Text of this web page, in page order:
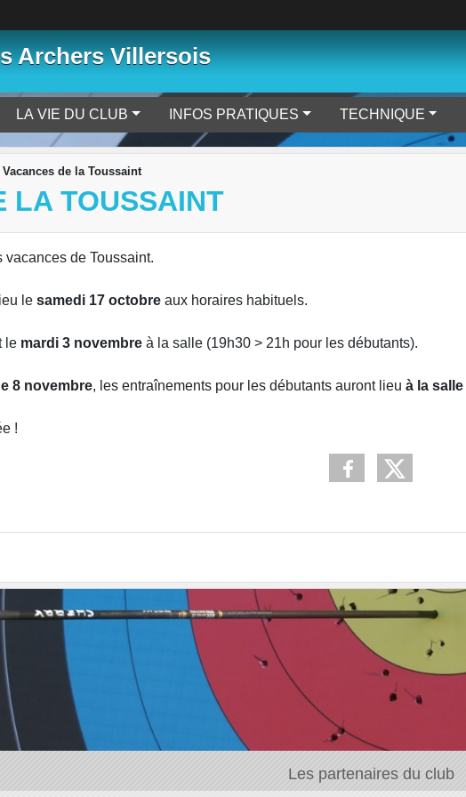
Archers Villersois
LA VIE DU CLUB INFOS PRATIQUES TECHNIQUE
Vacances de la Toussaint
LA TOUSSAINT
vacances de Toussaint.
le samedi 17 octobre aux horaires habituels.
le mardi 3 novembre à la salle (19h30 > 21h pour les débutants).
8 novembre, les entraînements pour les débutants auront lieu à la salle
!
Les partenaires du club